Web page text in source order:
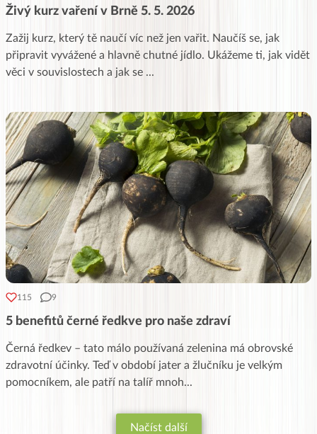
Živý kurz vaření v Brně 5. 5. 2026
Zažij kurz, který tě naučí víc než jen vařit. Naučíš se, jak
připravit vyvážené a hlavně chutné jídlo. Ukážeme ti, jak vidět
věci v souvislostech a jak se ...
115 9
5 benefitů černé ředkve pro naše zdraví
Černá ředkev – tato málo používaná zelenina má obrovské
zdravotní účinky. Teď v období jater a žlučníku je velkým
pomocníkem, ale patří na talíř mnoh...
Načíst další